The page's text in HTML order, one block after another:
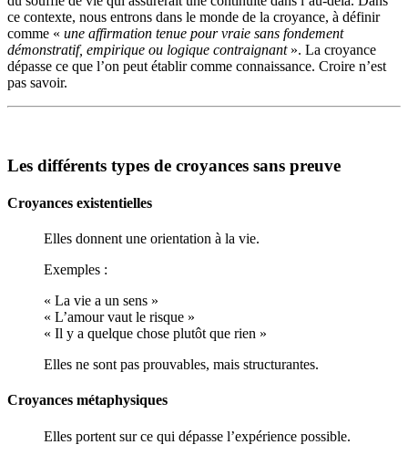
ce contexte, nous entrons dans le monde de la croyance, à définir
comme « une affirmation tenue pour vraie sans fondement
démonstratif, empirique ou logique contraignant». La croyance
dépasse ce que l’on peut établir comme connaissance. Croire n’est
pas savoir.
Les différents types de croyances sans preuve
Croyances existentielles
Elles donnent une orientation à la vie.
Exemples :
« La vie a un sens »
« L’amour vaut le risque »
« Il y a quelque chose plutôt que rien »
Elles ne sont pas prouvables, mais structurantes.
Croyances métaphysiques
Elles portent sur ce qui dépasse l’expérience possible.